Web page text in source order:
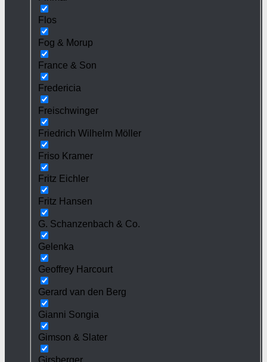
Flos
Fog & Morup
France & Son
Fredericia
Freischwinger
Friedrich Wilhelm Möller
Friso Kramer
Fritz Eichler
Fritz Hansen
G. Schanzenbach & Co.
Gelenka
Geoffrey Harcourt
Gerard van den Berg
Gianni Songia
Gimson & Slater
Girsberger